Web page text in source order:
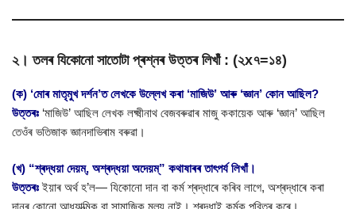
২। তলৰ যিকোনো সাতোটা প্ৰশ্নৰ উত্তৰ লিখাঁ : (২x৭=১৪)
(ক) ‘মোৰ মাতৃমুখ দৰ্শন’ত লেখকে উল্লেখ কৰা ‘মাজিউ’ আৰু ‘জ্ঞান’ কোন আছিল?
উত্তৰঃ ‘মাজিউ’ আছিল লেখক লক্ষ্মীনাথ বেজবৰুৱাৰ মাজু ককায়েক আৰু ‘জ্ঞান’ আছিল
তেওঁৰ ভতিজাক জ্ঞানদাভিৰাম বৰুৱা।
(খ) “শ্ৰদ্ধয়া দেয়ম্, অশ্ৰদ্ধয়া অদেয়ম্” কথাষাৰৰ তাৎপৰ্য লিখাঁ।
উত্তৰঃইয়াৰ অৰ্থ হ’ল— যিকোনো দান বা কৰ্ম শ্ৰদ্ধাৰে কৰিব লাগে, অশ্ৰদ্ধাৰে কৰা
দানৰ কোনো আধ্যাত্মিক বা সামাজিক মূল্য নাই। শ্ৰদ্ধাই কৰ্মক পবিত্ৰ কৰে।